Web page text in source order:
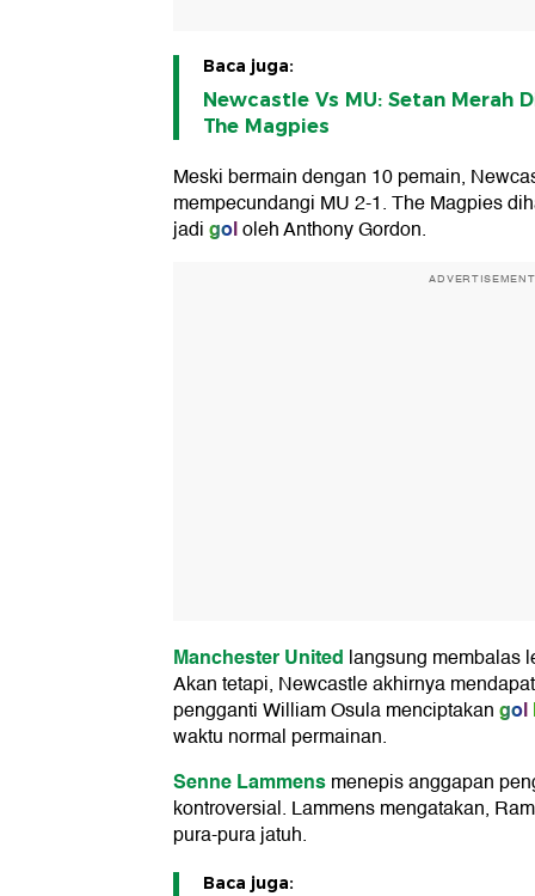
Baca juga:
Newcastle Vs MU: Setan Merah
The Magpies
Meski bermain dengan 10 pemain,
mempecundangi MU 2-1. The Magpies
jadigololeh Anthony Gordon.
ADVERTISEMENT
Manchester United langsung membalas
Akan tetapi, Newcastle akhirnya
pengganti William Osula menciptakangol
waktu normal permainan.
Senne Lammensmenepis anggapan
kontroversial. Lammens mengatakan,
pura-pura jatuh.
Baca juga: